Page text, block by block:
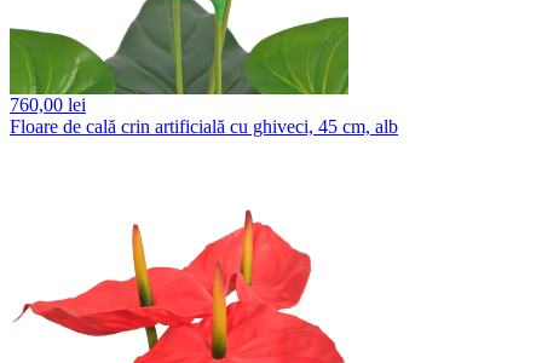
760,00 lei
Floare de cală crin artificială cu ghiveci, 45 cm, alb